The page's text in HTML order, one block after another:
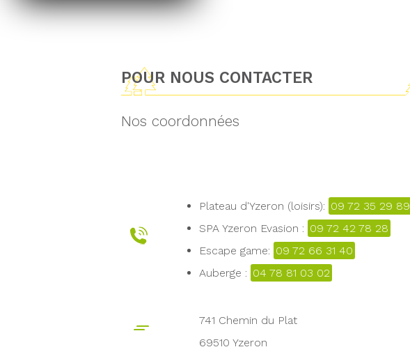
POUR NOUS CONTACTER
Nos coordonnées
Plateau d'Yzeron (loisirs): 09 72 35 29 89
SPA Yzeron Evasion : 09 72 42 78 28
Escape game: 09 72 66 31 40
Auberge : 04 78 81 03 02
741 Chemin du Plat
69510 Yzeron